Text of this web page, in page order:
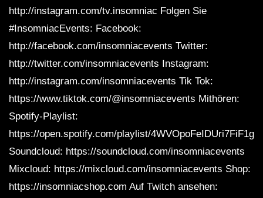
http://instagram.com/tv.insomniac Folgen Sie
#InsomniacEvents: Facebook:
http://facebook.com/insomniacevents Twitter:
http://twitter.com/insomniacevents Instagram:
http://instagram.com/insomniacevents Tik Tok:
https://www.tiktok.com/@insomniacevents Mithören:
Spotify-Playlist:
https://open.spotify.com/playlist/
Soundcloud: https://soundcloud.com/insomniacevents
Mixcloud: https://mixcloud.com/insomniacevents Shop:
https://insomniacshop.com Auf Twitch ansehen: